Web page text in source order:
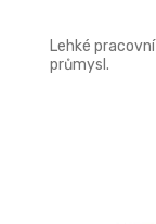
Lehké
průmysl.